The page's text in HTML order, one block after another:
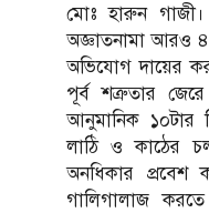
মোঃ হারুন
অজ্ঞাতনামা আরও
অভিযোগ দায়ের
পূর্ব শত্রুতার
আনুমানিক ১০টার
লাঠি ও কাঠের
অনধিকার প্রবেশ
গালিগালাজ